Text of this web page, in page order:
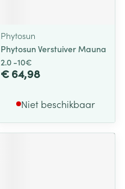
Phytosun
Phytosun Verstuiver Mauna
2.0 -10€
€ 64,98
Niet beschikbaar